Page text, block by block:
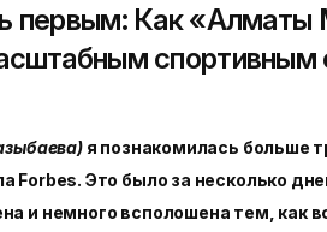
первым: Как «Алматы
спортивным
я познакомилась больше
Forbes. Это было за несколько
и немного всполошена тем, как